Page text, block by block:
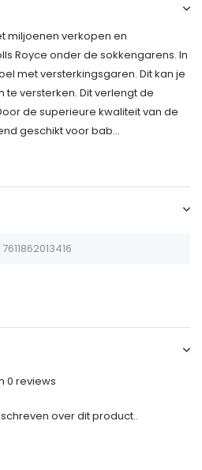
miljoenen verkopen en
Royce onder de sokkengarens. In
met versterkingsgaren. Dit kan je
versterken. Dit verlengt de
de superieure kwaliteit van de
geschikt voor bab...
7611862013416
0 reviews
over dit product..